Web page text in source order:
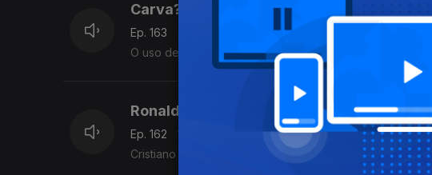
Carva?o
Ep. 163
O uso de carvão atingiu um novo recorde mundial.
Ronaldo na Casa Branca
Ep. 162
19 nov. 2025
Cristiano Ronaldo foi recebido por Donald Trump na